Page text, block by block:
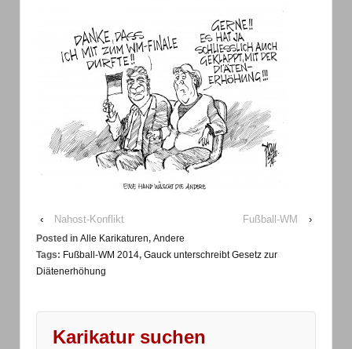
‹ Nahost-Konflikt Fußball-WM ›
Posted in Alle Karikaturen, Andere
Tags: Fußball-WM 2014, Gauck unterschreibt Gesetz zur
Diätenerhöhung
Karikatur suchen